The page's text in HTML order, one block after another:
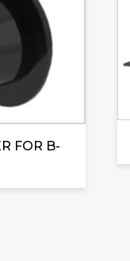
FOR B-